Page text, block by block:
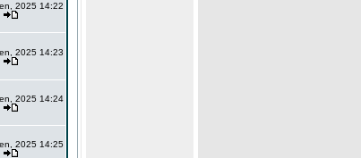
2025 14:22
2025 14:23
2025 14:24
2025 14:25